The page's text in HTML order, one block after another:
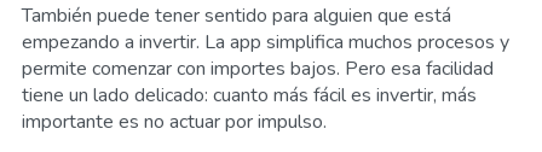
También puede tener sentido para alguien que está
empezando a invertir. La app simplifica muchos procesos y
permite comenzar con importes bajos. Pero esa facilidad
tiene un lado delicado: cuanto más fácil es invertir, más
importante es no actuar por impulso.